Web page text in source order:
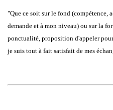
"Que ce soit sur le fond (compétence,
demande et à mon niveau) ou sur la
ponctualité, proposition d'appeler
je suis tout à fait satisfait de mes